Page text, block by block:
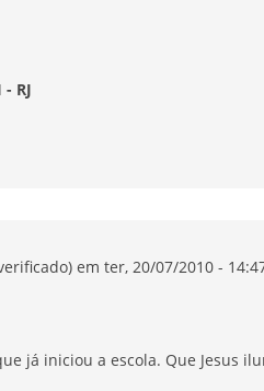
RJ
em ter, 20/07/2010 -
já iniciou a escola. Que Jesus